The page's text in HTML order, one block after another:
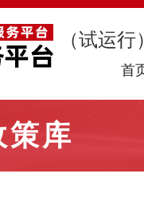
（试运行
首
策库